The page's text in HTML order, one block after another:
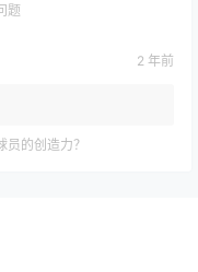
题
2 年前
员的创造力？